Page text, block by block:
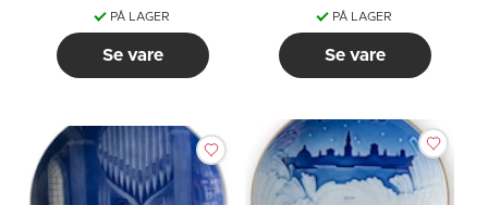
PÅ LAGER
Se vare
PÅ LAGER
Se vare